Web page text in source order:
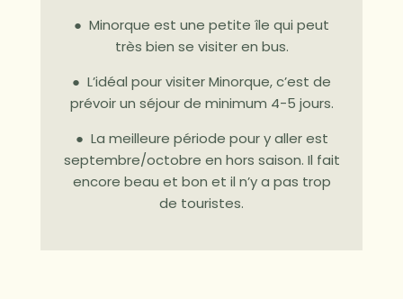
● Minorque est une petite île qui peut
très bien se visiter en bus.
● L’idéal pour visiter Minorque, c’est de
prévoir un séjour de minimum 4-5 jours.
● La meilleure période pour y aller est
septembre/octobre en hors saison. Il fait
encore beau et bon et il n’y a pas trop
de touristes.